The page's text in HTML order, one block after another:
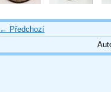
← Předchozí